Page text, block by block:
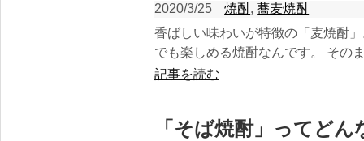
2020/3/25 焼酎,蕎麦焼酎
香ばしい味わいが特徴の「麦焼酎
でも楽しめる焼酎なんです。 その
記事を読む
「そば焼酎」ってど